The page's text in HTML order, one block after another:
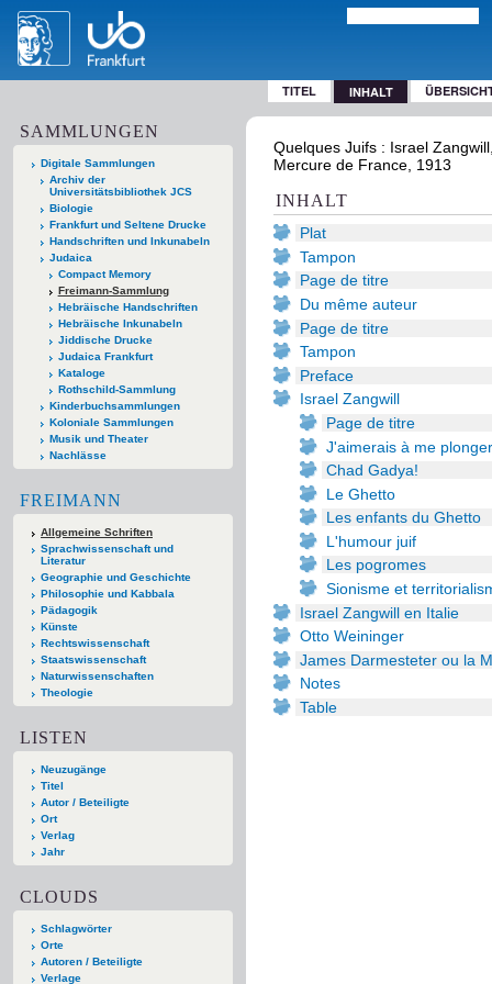
TITEL INHALT
SAMMLUNGEN
Digitale Sammlungen
Archiv der
Universitätsbibliothek JCS
Biologie
Frankfurt und Seltene Drucke
Handschriften und Inkunabeln
Judaica
Compact Memory
Freimann-Sammlung
Hebräische Handschriften
Hebräische Inkunabeln
Jiddische Drucke
Judaica Frankfurt
Kataloge
Rothschild-Sammlung
Kinderbuchsammlungen
Koloniale Sammlungen
Musik und Theater
Nachlässe
FREIMANN
Allgemeine Schriften
Sprachwissenschaft und
Literatur
Geographie und Geschichte
Philosophie und Kabbala
Pädagogik
Künste
Rechtswissenschaft
Staatswissenschaft
Naturwissenschaften
Theologie
LISTEN
Neuzugänge
Titel
Autor / Beteiligte
Ort
Verlag
Jahr
CLOUDS
Schlagwörter
Orte
Autoren / Beteiligte
Verlage
Quelques Juifs : Israel
Mercure de France, 1913
INHALT
Plat
Tampon
Page de titre
Du même auteur
Page de titre
Tampon
Preface
Israel Zangwill
Page de titre
J'aimerais à me
Chad Gadya!
Le Ghetto
Les enfants du Ghetto
L'humour juif
Les pogromes
Sionisme et
Israel Zangwill en Italie
Otto Weininger
James Darmesteter ou la
Notes
Table